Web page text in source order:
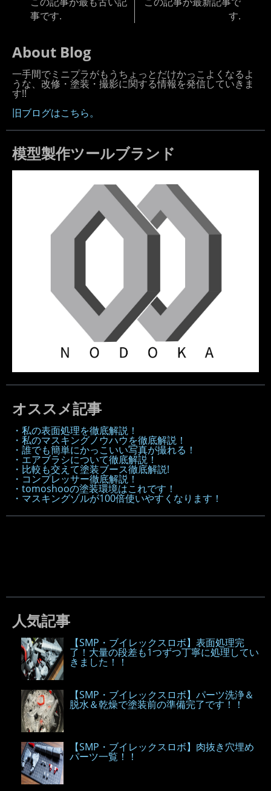
事です.
す.
About Blog
一手間でミニプラがもうちょっとだけかっこよくなるよ
うな、改修・塗装・撮影に関する情報を発信していきま
す!!
旧ブログはこちら。
模型製作ツールブランド
オススメ記事
・私の表面処理を徹底解説！
・私のマスキングノウハウを徹底解説！
・誰でも簡単にかっこいい写真が撮れる！
・エアブラシについて徹底解説！
・比較も交えて塗装ブース徹底解説!
・コンプレッサー徹底解説！
・tomoshooの塗装環境はこれです！
・マスキングゾルが100倍使いやすくなります！
人気記事
【SMP・ブイレックスロボ】表面処理完
了！大量の段差も1つずつ丁寧に処理してい
きました！！
【SMP・ブイレックスロボ】パーツ洗浄＆
脱水＆乾燥で塗装前の準備完了です！！
【SMP・ブイレックスロボ】肉抜き穴埋め
パーツ一覧！！